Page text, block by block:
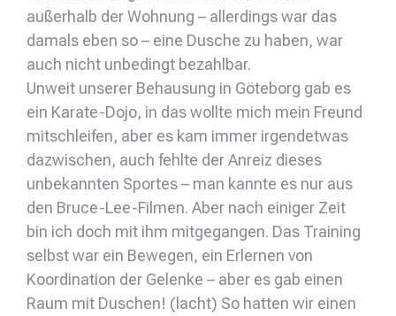
außerhalb der Wohnung – allerdings war das
damals eben so – eine Dusche zu haben, war
auch nicht unbedingt bezahlbar.
Unweit unserer Behausung in Göteborg gab es
ein Karate-Dojo, in das wollte mich mein Freund
mitschleifen, aber es kam immer irgendetwas
dazwischen, auch fehlte der Anreiz dieses
unbekannten Sportes – man kannte es nur aus
den Bruce-Lee-Filmen. Aber nach einiger Zeit
bin ich doch mit ihm mitgegangen. Das Training
selbst war ein Bewegen, ein Erlernen von
Koordination der Gelenke – aber es gab einen
Raum mit Duschen! (lacht) So hatten wir einen